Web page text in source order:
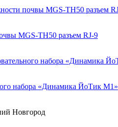
MGS-TH50 разъем RJ-9
набора «Динамика ЙоТик М1»
Новгород